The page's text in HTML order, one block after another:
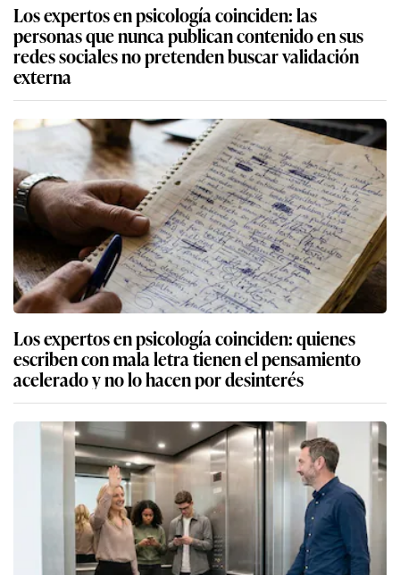
Los expertos en psicología coinciden: las
personas que nunca publican contenido en sus
redes sociales no pretenden buscar validación
externa
Los expertos en psicología coinciden: quienes
escriben con mala letra tienen el pensamiento
acelerado y no lo hacen por desinterés